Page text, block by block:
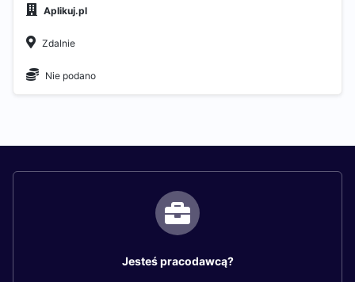
Aplikuj.pl
Zdalnie
Nie podano
Jesteś pracodawcą?